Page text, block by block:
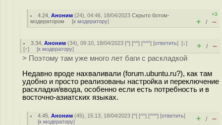
4.24 ,Аноним (24), 04:46, 18/04/2023Скрыто ботом-
модератором [к модератору]
+3
+ / –
3.34 ,Аноним (34), 09:10, 18/04/2023 [^] [^^] [^^^] [ответить][↓]
[↑] [к модератору] + / –
> Поэтому там уже много лет баги с раскладкой
Недавно вроде нахваливали (forum.ubuntu.ru?), как там
удобно и просто реализованы настройка и переключение
раскладки/ввода, особенно если есть потребность и в
восточно-азиатских языках.
4.45 ,Аноним (45), 15:13, 18/04/2023 [^] [^^] [^^^] [ответить]
[к модератору] + / –